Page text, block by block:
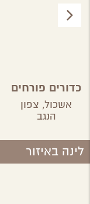
כדורים פורחים
ברוחמה
אשכול, צפון
הנגב
לינה באיזור